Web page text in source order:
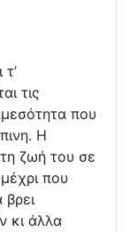
τις
που
Η
ζωή του σε
που
κι άλλα